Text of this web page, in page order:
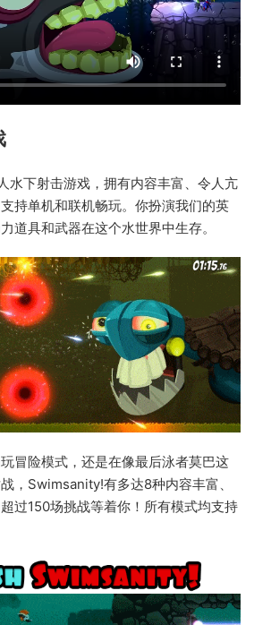
水下射击游戏，拥有内容丰富、令人亢
持单机和联机畅玩。你扮演我们的英
道具和武器在这个水世界中生存。
冒险模式，还是在像最后泳者莫巴这
，Swimsanity!有多达8种内容丰富、
过150场挑战等着你！所有模式均支持